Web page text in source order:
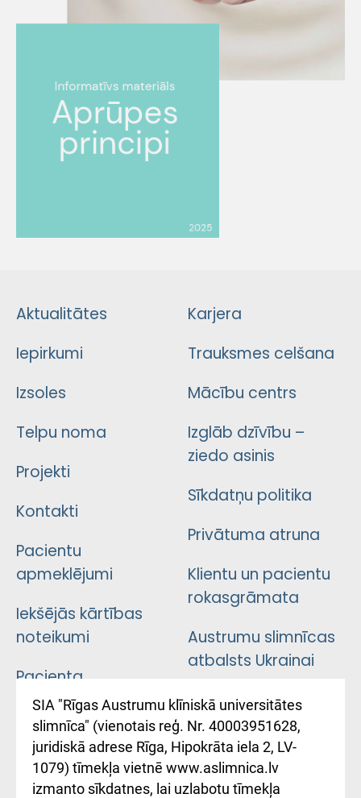
Aktualitātes
Iepirkumi
Izsoles
Telpu noma
Projekti
Kontakti
Pacientu
apmeklējumi
Iekšējās kārtības
noteikumi
Pacienta
atsauksmju/sūdzību
iesniegšanas
kārtība
Kā pie mums nokļūt
Karjera
Trauksmes celšana
Mācību centrs
Izglāb dzīvību –
ziedo asinis
Sīkdatņu politika
Privātuma atruna
Klientu un pacientu
rokasgrāmata
Austrumu slimnīcas
atbalsts Ukrainai
Підтримка Східної
лікарні та співпраця з
Україною
SIA "Rīgas Austrumu klīniskā universitātes
slimnīca" (vienotais reģ. Nr. 40003951628,
juridiskā adrese Rīga, Hipokrāta iela 2, LV-
1079) tīmekļa vietnē www.aslimnica.lv
izmanto sīkdatnes, lai uzlabotu tīmekļa